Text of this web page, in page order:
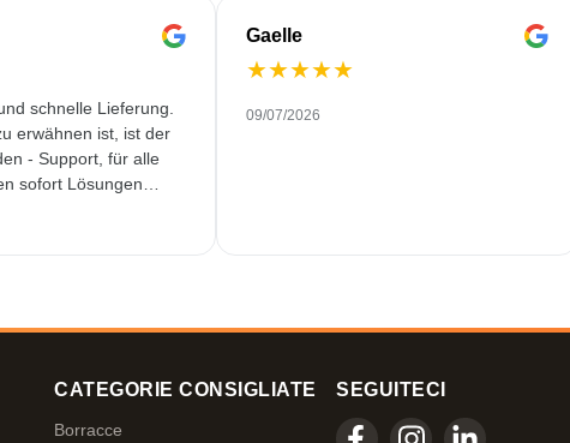
schnelle Lieferung.
erwähnen ist, ist der
- Support, für alle
sofort Lösungen
KI Gespräche. Sehr
Gaelle
★★★★★
09/07/2026
CATEGORIE CONSIGLIATE
Borracce
SEGUITECI